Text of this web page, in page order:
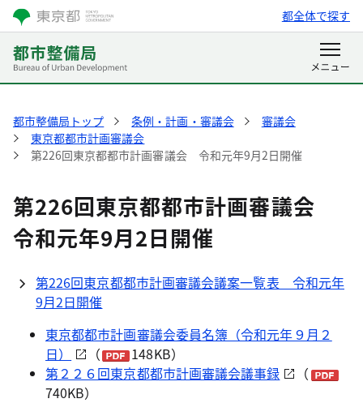
都全体で探す
都市整備局トップ 条例・計画・審議会
審議会
東京都都市計画審議会
第226回東京都都市計画審議会 令和元年9月2日開催
第226回東京都都市計画審議会
令和元年9月2日開催
第226回東京都都市計画審議会議案一覧表 令和元年
9月2日開催
東京都都市計画審議会委員名簿（令和元年９月２
日）
（
148KB）
第２２６回東京都都市計画審議会議事録
（
740KB）